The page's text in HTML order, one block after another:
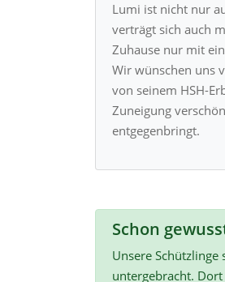
Lumi ist nicht nur
verträgt sich auch
Zuhause nur mit
Wir wünschen uns
von seinem HSH-
Zuneigung
entgegenbringt.
Schon
Unsere
untergebracht.